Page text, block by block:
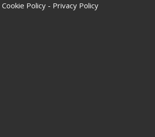
Cookie Policy - Privacy Policy